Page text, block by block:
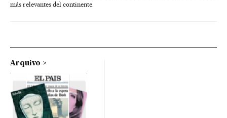
más relevantes del continente.
Arquivo